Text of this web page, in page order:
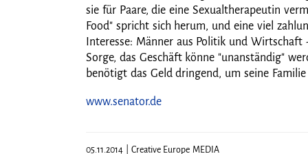
sie für Paare, die eine Sexualtherapeutin
Food" spricht sich herum, und eine viel
Interesse: Männer aus Politik und
Sorge, das Geschäft könne "unanständig"
benötigt das Geld dringend, um seine
www.senator.de
05.11.2014 | Creative Europe MEDIA